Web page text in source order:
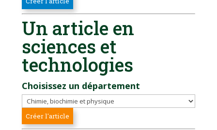
Un article en
sciences et
technologies
Choisissez un département